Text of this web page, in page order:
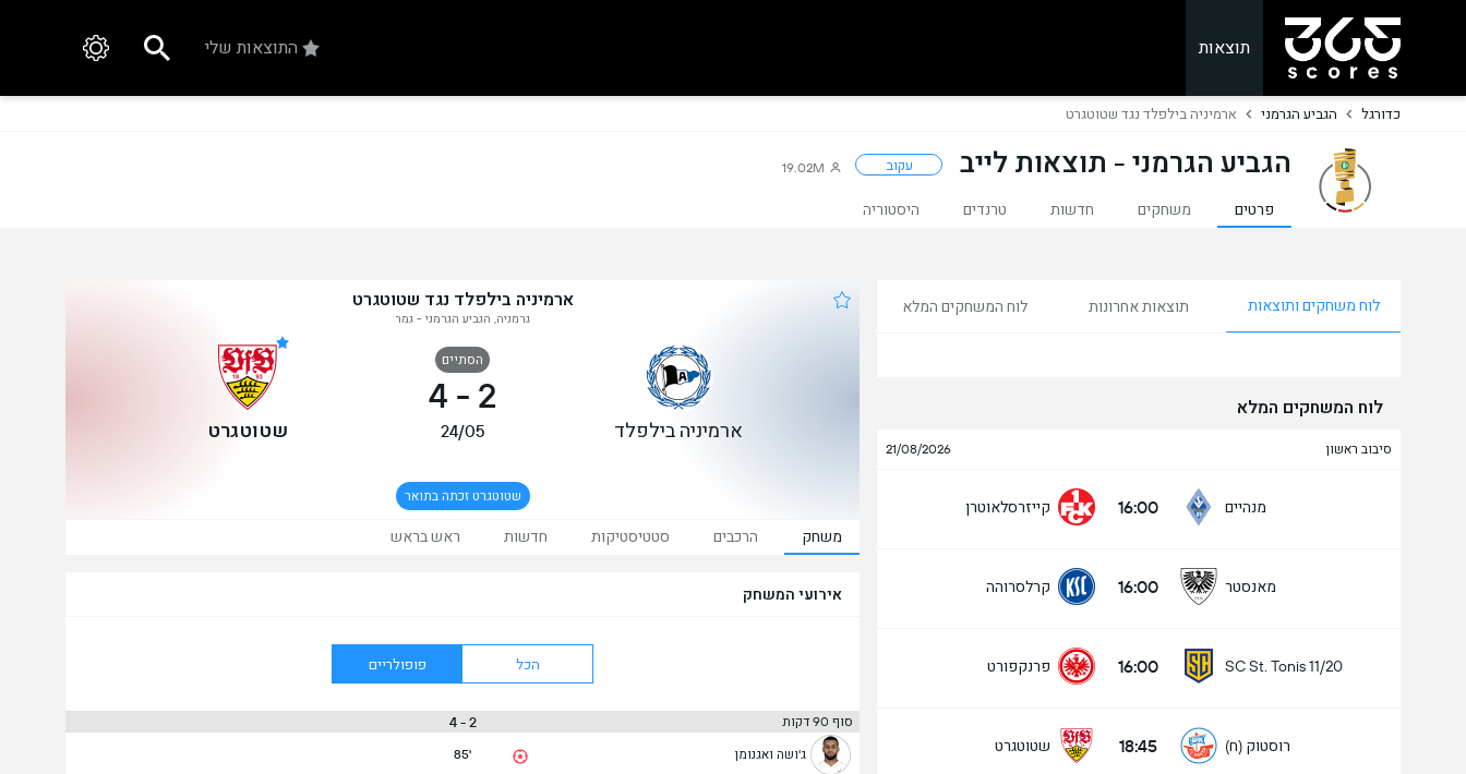
תוצאות התוצאות שלי
כדורגל הגביע הגרמני ארמיניה בילפלד נגד שטוטגרט
הגביע הגרמני - תוצאות לייב עקוב 19.02M
פרטים משחקים חדשות טרנדים היסטוריה
לוח משחקים ותוצאות תוצאות אחרונות לוח המשחקים המלא
לוח המשחקים המלא
סיבוב ראשון 21/08/2026
מנהיים 16:00 קייזרסלאוטרן
מאנסטר 16:00 קרלסרוהה
SC St. Tonis 11/20
16:00 פרנקפורט
רוסטוק (ח) 18:45 שטוטגרט
ארמיניה בילפלד נגד שטוטגרט
גרמניה, הגביע הגרמני - גמר
ארמיניה בילפלד
הסתיים
2
-
4
24/05 שטוטגרט
שטוטגרט זכתה בתואר
משחק הרכבים סטטיסטיקות חדשות ראש בראש
אירועי המשחק
הכל פופולריים
סוף 90 דקות 2 - 4
ג'ושה ואגנומן 85'